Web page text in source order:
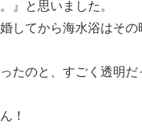
』と思いました。
してから海水浴はその
たのと、すごく透明だ
！